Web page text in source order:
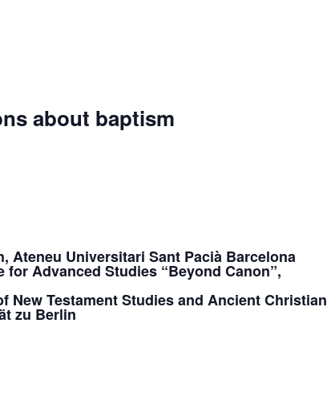
about baptism
Ateneu Universitari Sant Pacià Barcelona
for Advanced Studies “Beyond Canon”,
New Testament Studies and Ancient Christian
zu Berlin